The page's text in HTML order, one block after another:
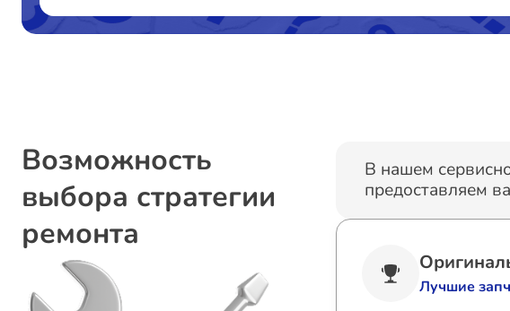
Возможность
выбора стратегии
ремонта
В нашем
предоставляем
Лучшие